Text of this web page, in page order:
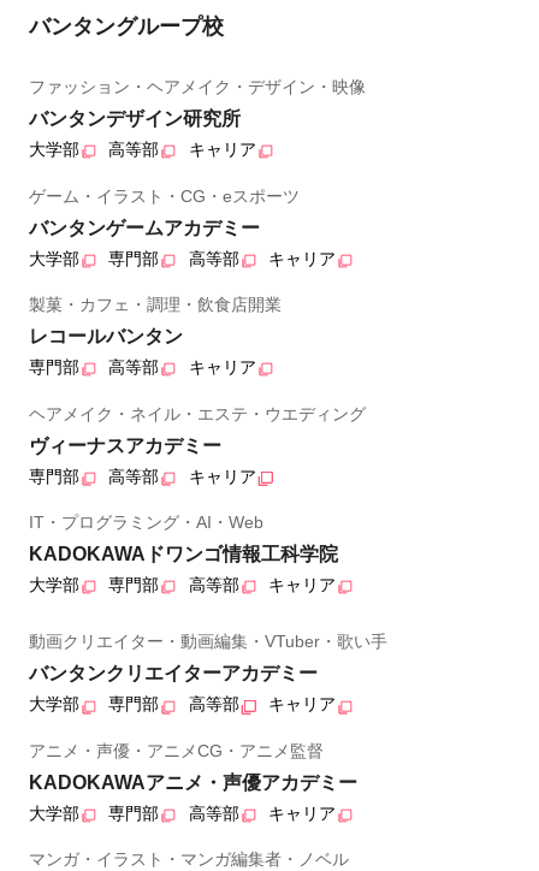
バンタングループ校
ファッション・ヘアメイク・デザイン・映像
バンタンデザイン研究所
大学部 高等部 キャリア
ゲーム・イラスト・CG・eスポーツ
バンタンゲームアカデミー
大学部 専門部 高等部 キャリア
製菓・カフェ・調理・飲食店開業
レコールバンタン
専門部 高等部 キャリア
ヘアメイク・ネイル・エステ・ウエディング
ヴィーナスアカデミー
専門部 高等部 キャリア
IT・プログラミング・AI・Web
KADOKAWAドワンゴ情報工科学院
大学部 専門部 高等部 キャリア
動画クリエイター・動画編集・VTuber・歌い手
バンタンクリエイターアカデミー
大学部 専門部 高等部 キャリア
アニメ・声優・アニメCG・アニメ監督
KADOKAWAアニメ・声優アカデミー
大学部 専門部 高等部 キャリア
マンガ・イラスト・マンガ編集者・ノベル